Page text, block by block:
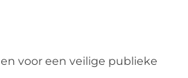
voor een veilige publieke